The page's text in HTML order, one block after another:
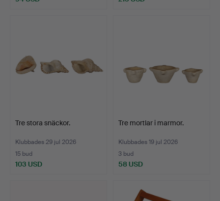
Tre stora snäckor.
Klubbades 29 jul 2026
15 bud
103 USD
Tre mortlar i marmor.
Klubbades 19 jul 2026
3 bud
58 USD